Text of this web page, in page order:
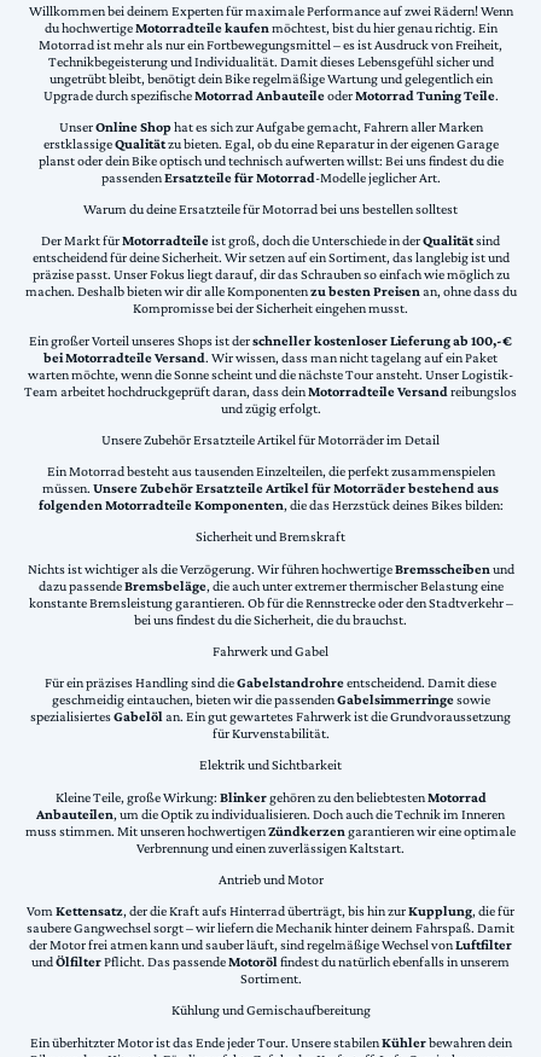
Willkommen bei deinem Experten für maximale Performance auf zwei Rädern! Wenn
du hochwertigeMotorradteile kaufen möchtest, bist du hier genau richtig. Ein
Motorrad ist mehr als nur ein Fortbewegungsmittel – es ist Ausdruck von Freiheit,
Technikbegeisterung und Individualität. Damit dieses Lebensgefühl sicher und
ungetrübt bleibt, benötigt dein Bike regelmäßige Wartung und gelegentlich ein
Upgrade durch spezifischeMotorrad AnbauteileoderMotorrad Tuning Teile.
UnserOnline Shophat es sich zur Aufgabe gemacht, Fahrern aller Marken
erstklassigeQualitätzu bieten. Egal, ob du eine Reparatur in der eigenen Garage
planst oder dein Bike optisch und technisch aufwerten willst: Bei uns findest du die
passendenErsatzteile für Motorrad-Modelle jeglicher Art.
Warum du deine Ersatzteile für Motorrad bei uns bestellen solltest
Der Markt fürMotorradteileist groß, doch die Unterschiede in derQualitätsind
entscheidend für deine Sicherheit. Wir setzen auf ein Sortiment, das langlebig ist und
präzise passt. Unser Fokus liegt darauf, dir das Schrauben so einfach wie möglich zu
machen. Deshalb bieten wir dir alle Komponentenzu besten Preisenan, ohne dass du
Kompromisse bei der Sicherheit eingehen musst.
Ein großer Vorteil unseres Shops ist derschneller kostenloser Lieferung ab 100,-€
bei Motorradteile Versand. Wir wissen, dass man nicht tagelang auf ein Paket
warten möchte, wenn die Sonne scheint und die nächste Tour ansteht. Unser Logistik-
Team arbeitet hochdruckgeprüft daran, dass deinMotorradteile Versand reibungslos
und zügig erfolgt.
Unsere Zubehör Ersatzteile Artikel für Motorräder im Detail
Ein Motorrad besteht aus tausenden Einzelteilen, die perfekt zusammenspielen
müssen. Unsere Zubehör Ersatzteile Artikel für Motorräder bestehend aus
folgenden Motorradteile Komponenten, die das Herzstück deines Bikes bilden:
Sicherheit und Bremskraft
Nichts ist wichtiger als die Verzögerung. Wir führen hochwertigeBremsscheiben und
dazu passendeBremsbeläge, die auch unter extremer thermischer Belastung eine
konstante Bremsleistung garantieren. Ob für die Rennstrecke oder den Stadtverkehr –
bei uns findest du die Sicherheit, die du brauchst.
Fahrwerk und Gabel
Für ein präzises Handling sind dieGabelstandrohreentscheidend. Damit diese
geschmeidig eintauchen, bieten wir die passendenGabelsimmerringesowie
spezialisiertesGabelölan. Ein gut gewartetes Fahrwerk ist die Grundvoraussetzung
für Kurvenstabilität.
Elektrik und Sichtbarkeit
Kleine Teile, große Wirkung: Blinkergehören zu den beliebtestenMotorrad
Anbauteilen, um die Optik zu individualisieren. Doch auch die Technik im Inneren
muss stimmen. Mit unseren hochwertigenZündkerzen garantieren wir eine optimale
Verbrennung und einen zuverlässigen Kaltstart.
Antrieb und Motor
VomKettensatz, der die Kraft aufs Hinterrad überträgt, bis hin zurKupplung, die für
saubere Gangwechsel sorgt – wir liefern die Mechanik hinter deinem Fahrspaß. Damit
der Motor frei atmen kann und sauber läuft, sind regelmäßige Wechsel vonLuftfilter
undÖlfilterPflicht. Das passendeMotorölfindest du natürlich ebenfalls in unserem
Sortiment.
Kühlung und Gemischaufbereitung
Ein überhitzter Motor ist das Ende jeder Tour. Unsere stabilenKühlerbewahren dein